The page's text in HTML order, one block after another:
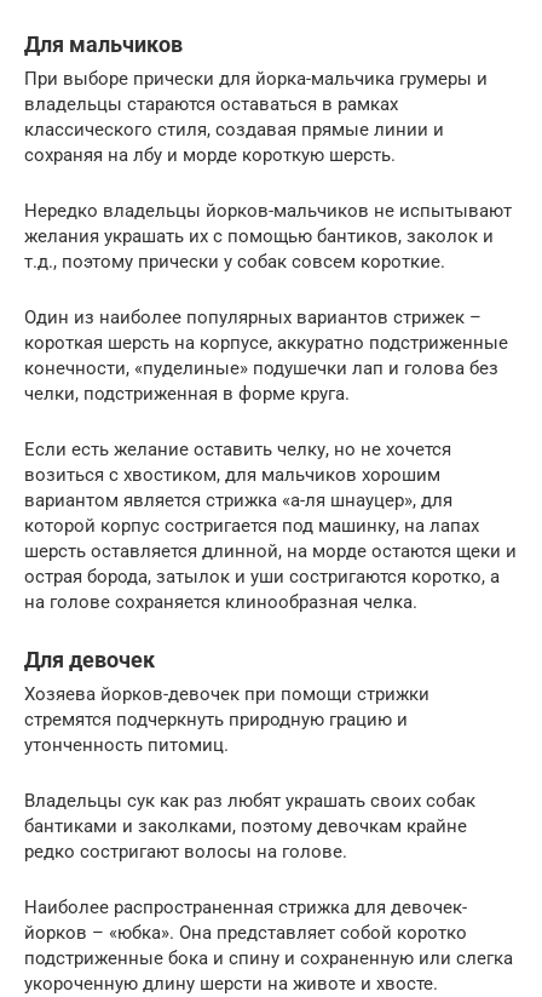
Для мальчиков
При выборе прически для йорка-мальчика грумеры и
владельцы стараются оставаться в рамках
классического стиля, создавая прямые линии и
сохраняя на лбу и морде короткую шерсть.
Нередко владельцы йорков-мальчиков не испытывают
желания украшать их с помощью бантиков, заколок и
т.д., поэтому прически у собак совсем короткие.
Один из наиболее популярных вариантов стрижек –
короткая шерсть на корпусе, аккуратно подстриженные
конечности, «пуделиные» подушечки лап и голова без
челки, подстриженная в форме круга.
Если есть желание оставить челку, но не хочется
возиться с хвостиком, для мальчиков хорошим
вариантом является стрижка «а-ля шнауцер», для
которой корпус состригается под машинку, на лапах
шерсть оставляется длинной, на морде остаются щеки и
острая борода, затылок и уши состригаются коротко, а
на голове сохраняется клинообразная челка.
Для девочек
Хозяева йорков-девочек при помощи стрижки
стремятся подчеркнуть природную грацию и
утонченность питомиц.
Владельцы сук как раз любят украшать своих собак
бантиками и заколками, поэтому девочкам крайне
редко состригают волосы на голове.
Наиболее распространенная стрижка для девочек-
йорков – «юбка». Она представляет собой коротко
подстриженные бока и спину и сохраненную или слегка
укороченную длину шерсти на животе и хвосте.